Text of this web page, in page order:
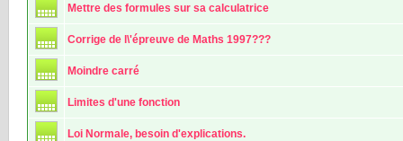
Mettre des formules sur sa calculatrice
Corrige de l\'épreuve de Maths 1997???
Moindre carré
Limites d'une fonction
Loi Normale, besoin d'explications.